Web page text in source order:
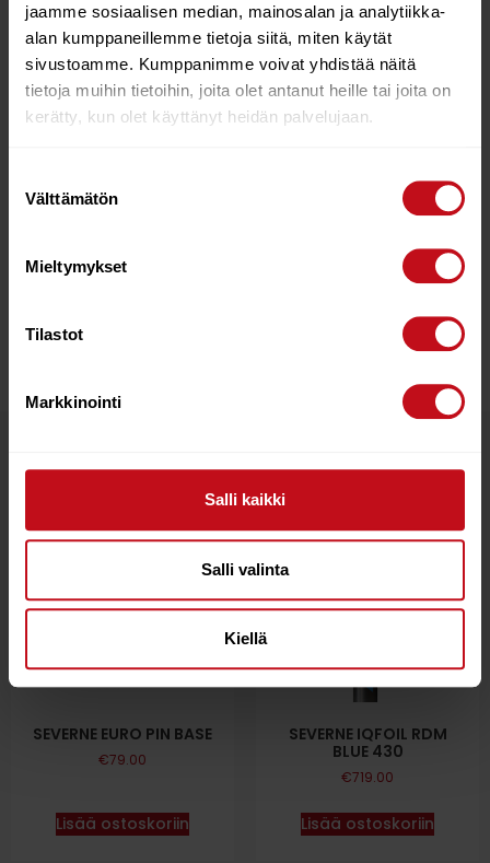
jaamme sosiaalisen median, mainosalan ja analytiikka-
alan kumppaneillemme tietoja siitä, miten käytät
sivustoamme. Kumppanimme voivat yhdistää näitä
tietoja muihin tietoihin, joita olet antanut heille tai joita on
kerätty, kun olet käyttänyt heidän palvelujaan.
valinta
Välttämätön
Mieltymykset
Tilastot
Markkinointi
Salli kaikki
Salli valinta
Kiellä
MODEL SIZE DIAMETER IMCS WEIGHT
RDM
RED
370 RDM 17 1.15
Tutustu myös
SEVERNE EURO PIN BASE
€79.00
Lisää ostoskoriin
SEVERNE IQFOIL RDM
BLUE 430
€719.00
Lisää ostoskoriin